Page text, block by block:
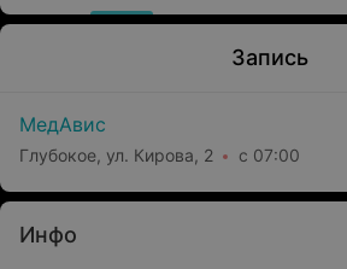
Запись
МедАвис
Глубокое, ул. Кирова, 2 с 07:00
Инфо